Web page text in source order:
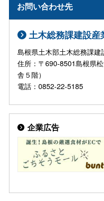
お問い合わせ先
土木総務課建設産
島根県土木部土木総務課建
住所：〒690-8501島根県
舎５階）
電話：0852-22-5185
企業広告